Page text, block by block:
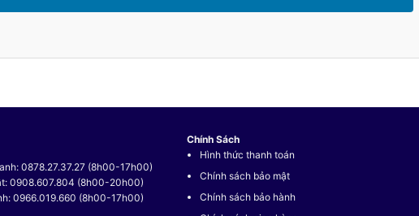
0878.27.37.27 (8h00-17h00)
0908.607.804 (8h00-20h00)
0966.019.660 (8h00-17h00)
Chính Sách
Hình thức thanh toán
Chính sách bảo mật
Chính sách bảo hành